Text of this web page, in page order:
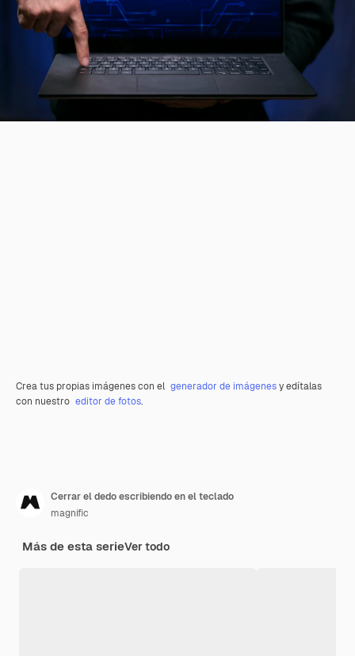
Crea tus propias imágenes con el generador de imágenesy edítalas
con nuestro editor de fotos.
Cerrar el dedo escribiendo en el teclado
magnific
Más de esta serieVer todo